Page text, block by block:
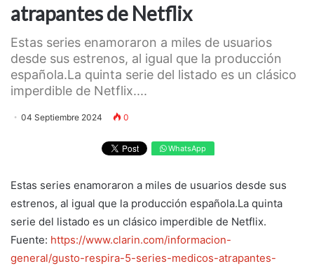
atrapantes de Netflix
Estas series enamoraron a miles de usuarios
desde sus estrenos, al igual que la producción
española.La quinta serie del listado es un clásico
imperdible de Netflix....
04 Septiembre 2024 0
WhatsApp
Estas series enamoraron a miles de usuarios desde sus
estrenos, al igual que la producción española.La quinta
serie del listado es un clásico imperdible de Netflix.
Fuente: https://www.clarin.com/informacion-
general/gusto-respira-5-series-medicos-atrapantes-